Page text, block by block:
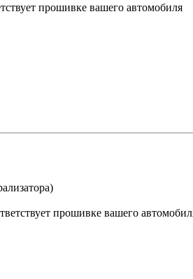
прошивке вашего автомобиля
прошивке вашего